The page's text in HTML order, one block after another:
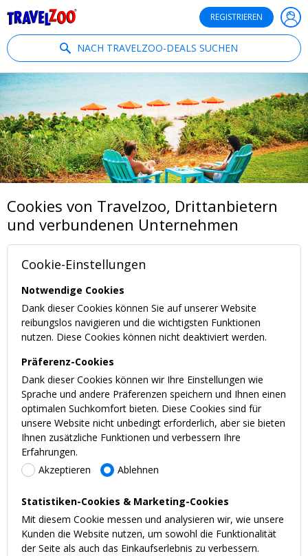
REGISTRIEREN
NACH TRAVELZOO-DEALS SUCHEN
Cookies von Travelzoo, Drittanbietern
und verbundenen Unternehmen
Cookie-Einstellungen
Notwendige Cookies
Dank dieser Cookies können Sie auf unserer Website
reibungslos navigieren und die wichtigsten Funktionen
nutzen. Diese Cookies können nicht deaktiviert werden.
Präferenz-Cookies
Dank dieser Cookies können wir Ihre Einstellungen wie
Sprache und andere Präferenzen speichern und Ihnen einen
optimalen Suchkomfort bieten. Diese Cookies sind für
unsere Website nicht unbedingt erforderlich, aber sie bieten
Ihnen zusätzliche Funktionen und verbessern Ihre
Erfahrungen.
Akzeptieren
Ablehnen
Statistiken-Cookies & Marketing-Cookies
Mit diesem Cookie messen und analysieren wir, wie unsere
Kunden die Website nutzen, um sowohl die Funktionalität
der Seite als auch das Einkaufserlebnis zu verbessern.